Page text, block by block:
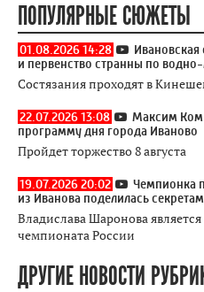
ПОПУЛЯРНЫЕ СЮЖЕТЫ
01.08.2026 14:28
и первенство странны по
Состязания проходят в
22.07.2026 13:08
Максим
программу дня города Иваново
Пройдет торжество 8 августа
19.07.2026 20:02
Чемпионка
из Иванова поделилась
Владислава Шаронова
чемпионата России
ДРУГИЕ НОВОСТИ